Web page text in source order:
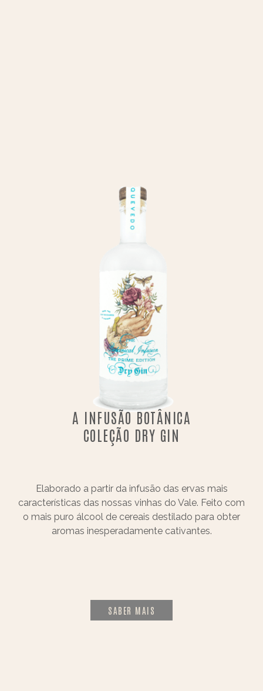
A INFUSÃO BOTÂNICA
COLEÇÃO DRY GIN
Elaborado a partir da infusão das ervas mais
características das nossas vinhas do Vale. Feito com
o mais puro álcool de cereais destilado para obter
aromas inesperadamente cativantes.
SABER MAIS